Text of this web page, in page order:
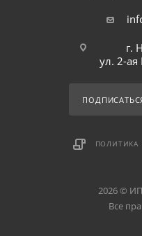
г.
ул. 2-ая
ПОЛИТИКА
2026 ©
Все